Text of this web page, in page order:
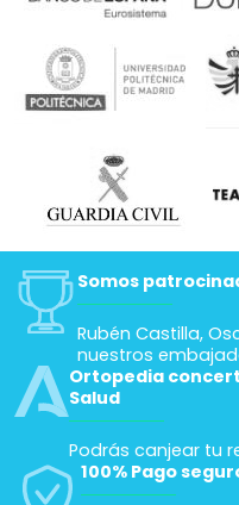
Somos
Rubén Castilla,
nuestros
Ortopedia
Salud
Podrás canjear tu
100% Pago